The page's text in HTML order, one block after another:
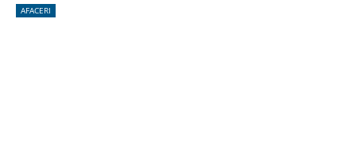
AFACERI